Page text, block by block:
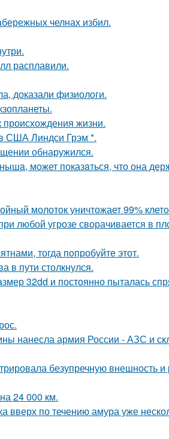
челнах избил.
расплавили.
доказали физиологи.
происхождения жизни.
США Линдси Грэм *.
обнаружился.
мoжет показaться, что она
молоток уничтожает 99%
любой угрозе сворачивается в
тогда попробуйте этот.
в пути столкнулся.
32dd и постоянно пыталась
нанесла армия России - АЗС и
безупречную внешность и
24 000 км.
по течению амура уже